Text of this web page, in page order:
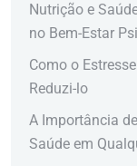
Nutrição e
no Bem-Estar
Como o
Reduzi-lo
A Importância
Saúde em